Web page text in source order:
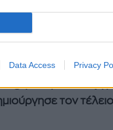
Data Access Privacy
διακοπές
τους sumo
μου. Ο Orlando
τον